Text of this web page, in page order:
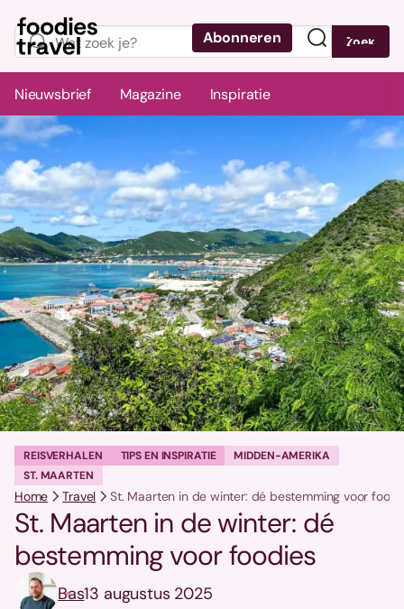
Abonneren Zoek
Nieuwsbrief Magazine Inspiratie
REISVERHALEN TIPS EN INSPIRATIE
MIDDEN-AMERIKA
ST. MAARTEN
Home Travel St. Maarten in de winter: dé bestemming voor
St. Maarten in de winter: dé
bestemming voor foodies
Bas13 augustus 2025